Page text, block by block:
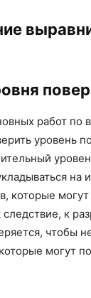
работ по
уровень
на
которые
к
чтобы
могут